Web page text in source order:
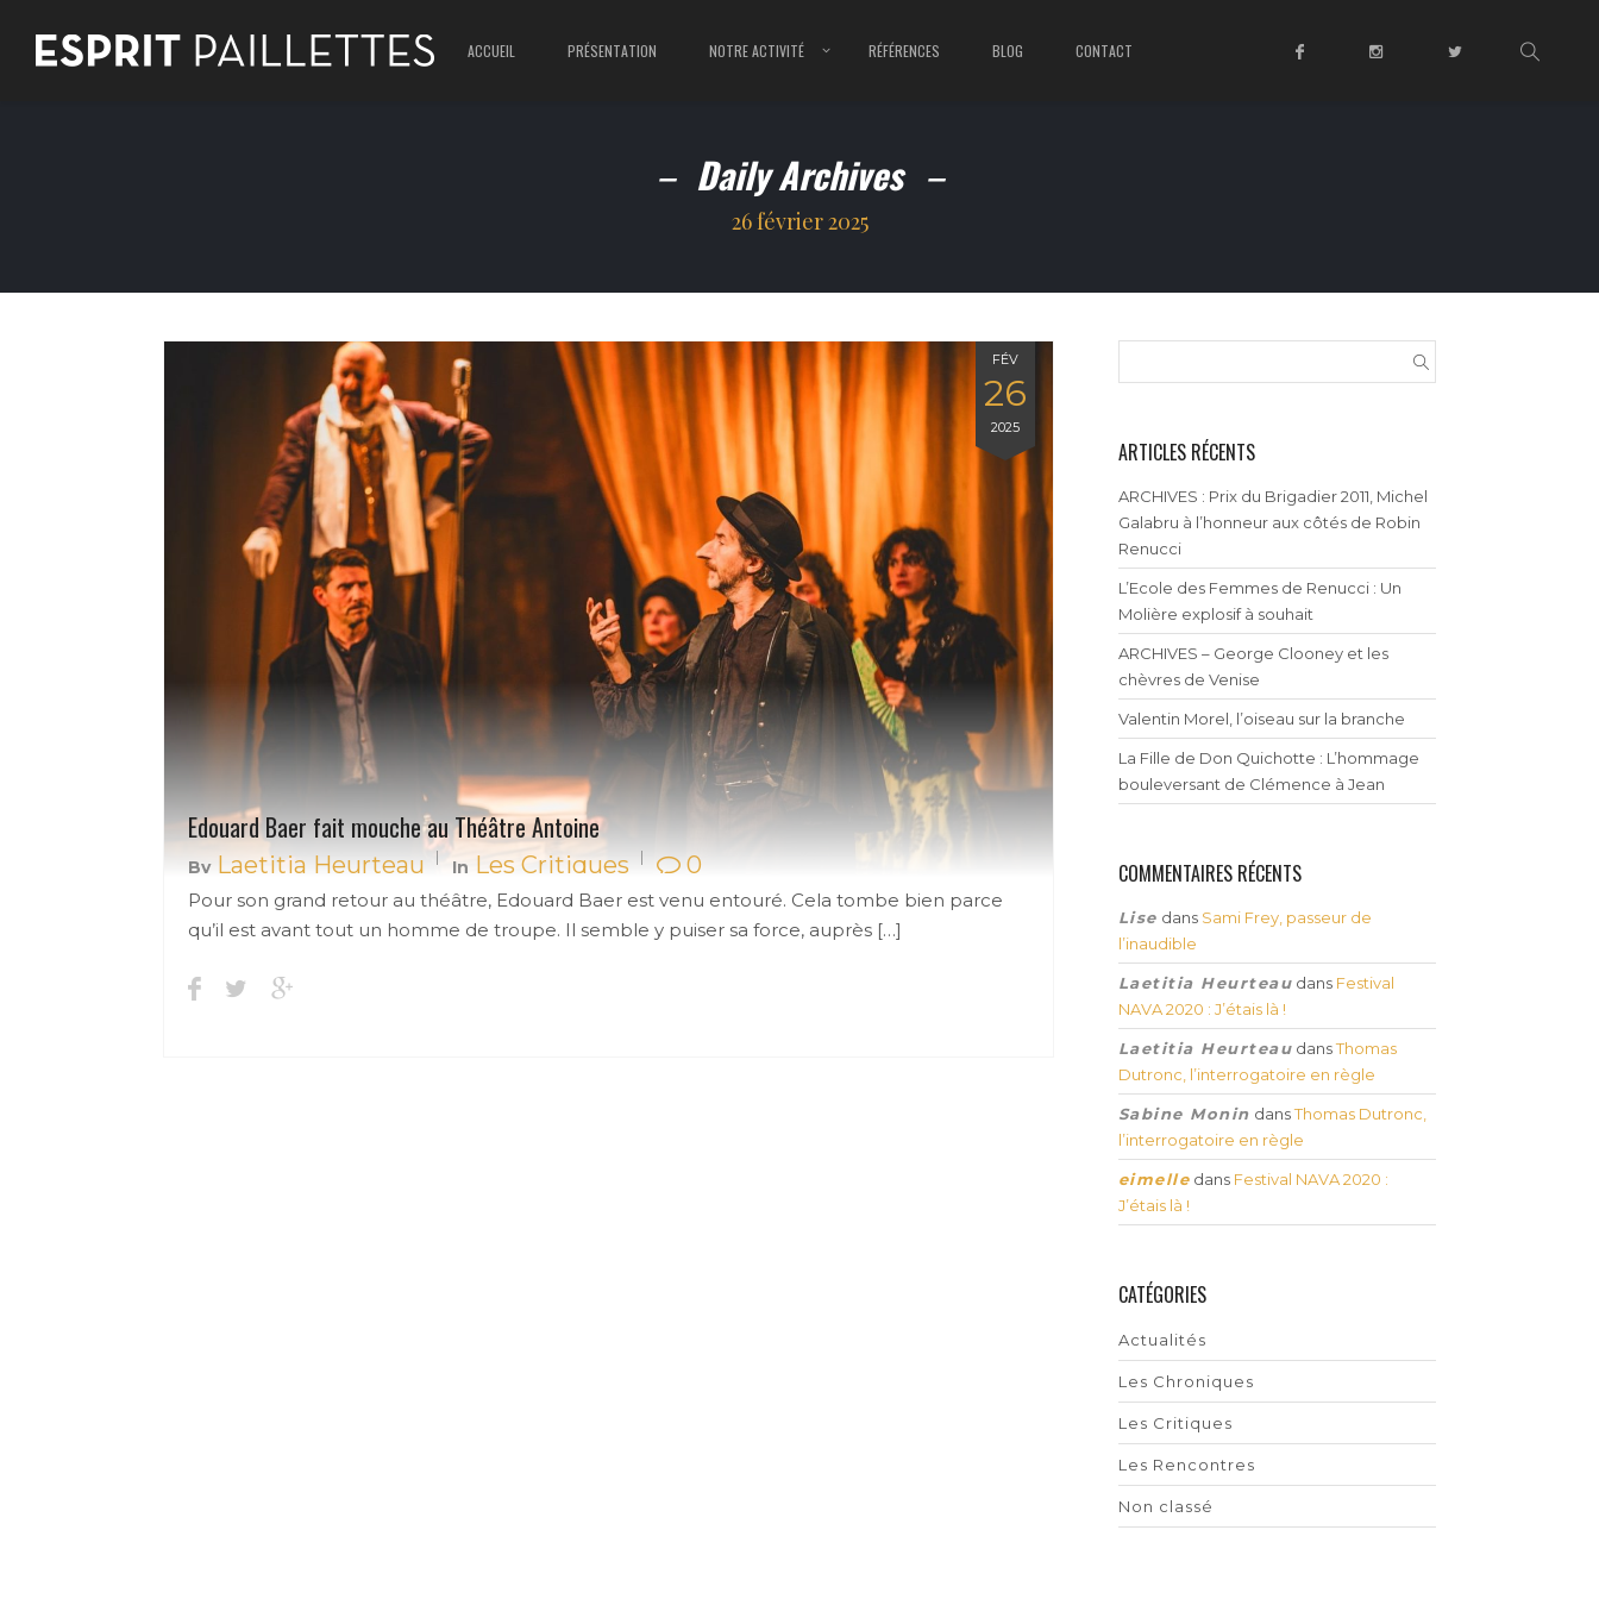
ACCUEIL PRÉSENTATION NOTRE ACTIVITÉ RÉFÉRENCES BLOG CONTACT
Daily Archives
26 février 2025
FÉV
26
2025
Edouard Baer fait mouche au Théâtre Antoine
By Laetitia Heurteau In Les Critiques 0
Pour son grand retour au théâtre, Edouard Baer est venu entouré. Cela tombe bien parce
qu’il est avant tout un homme de troupe. Il semble y puiser sa force, auprès […]
ARTICLES RÉCENTS
ARCHIVES : Prix du Brigadier 2011, Michel
Galabru à l’honneur aux côtés de Robin
Renucci
L’Ecole des Femmes de Renucci : Un
Molière explosif à souhait
ARCHIVES – George Clooney et les
chèvres de Venise
Valentin Morel, l’oiseau sur la branche
La Fille de Don Quichotte : L’hommage
bouleversant de Clémence à Jean
COMMENTAIRES RÉCENTS
Lise dans Sami Frey, passeur de
l’inaudible
Laetitia Heurteau dans Festival
NAVA 2020 : J’étais là !
Laetitia Heurteau dansThomas
Dutronc, l’interrogatoire en règle
Sabine Monin dansThomas Dutronc,
l’interrogatoire en règle
eimelle dans Festival NAVA 2020 :
J’étais là !
CATÉGORIES
Actualités
Les Chroniques
Les Critiques
Les Rencontres
Non classé